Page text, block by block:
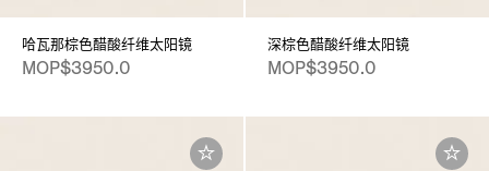
哈瓦那棕色醋酸纤维太阳镜
MOP$3950.0
深棕色醋酸纤维太阳镜
MOP$3950.0